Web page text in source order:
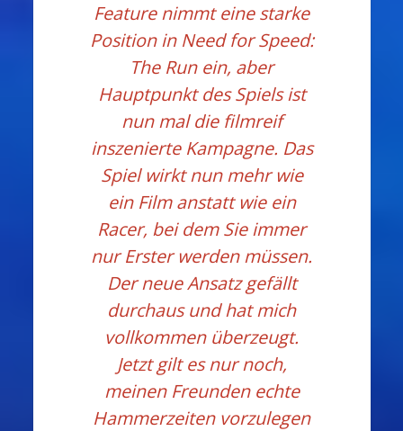
Feature nimmt eine starke
Position in Need for Speed:
The Run ein, aber
Hauptpunkt des Spiels ist
nun mal die filmreif
inszenierte Kampagne. Das
Spiel wirkt nun mehr wie
ein Film anstatt wie ein
Racer, bei dem Sie immer
nur Erster werden müssen.
Der neue Ansatz gefällt
durchaus und hat mich
vollkommen überzeugt.
Jetzt gilt es nur noch,
meinen Freunden echte
Hammerzeiten vorzulegen